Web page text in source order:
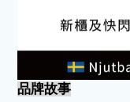
品牌故事